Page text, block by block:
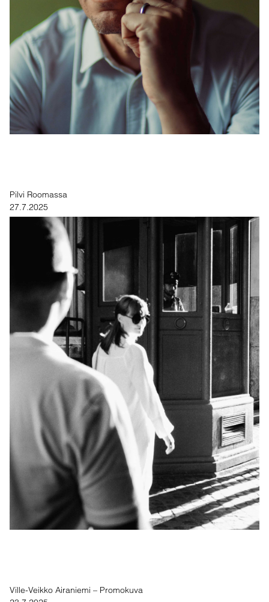
Pilvi Roomassa
27.7.2025
Ville-Veikko Airaniemi – Promokuva